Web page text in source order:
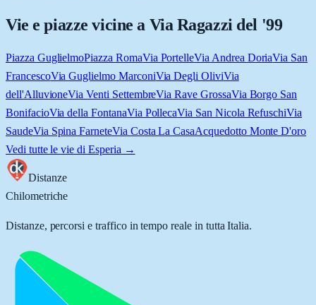
Vie e piazze vicine a Via Ragazzi del '99
Piazza GuglielmoPiazza RomaVia PortelleVia Andrea DoriaVia San
FrancescoVia Guglielmo MarconiVia Degli OliviVia
dell'AlluvioneVia Venti SettembreVia Rave GrossaVia Borgo San
BonifacioVia della FontanaVia PollecaVia San Nicola RefuschiVia
SaudeVia Spina FarneteVia Costa La CasaAcquedotto Monte D'oro
Vedi tutte le vie di Esperia →
Distanze
Chilometriche
Distanze, percorsi e traffico in tempo reale in tutta Italia.